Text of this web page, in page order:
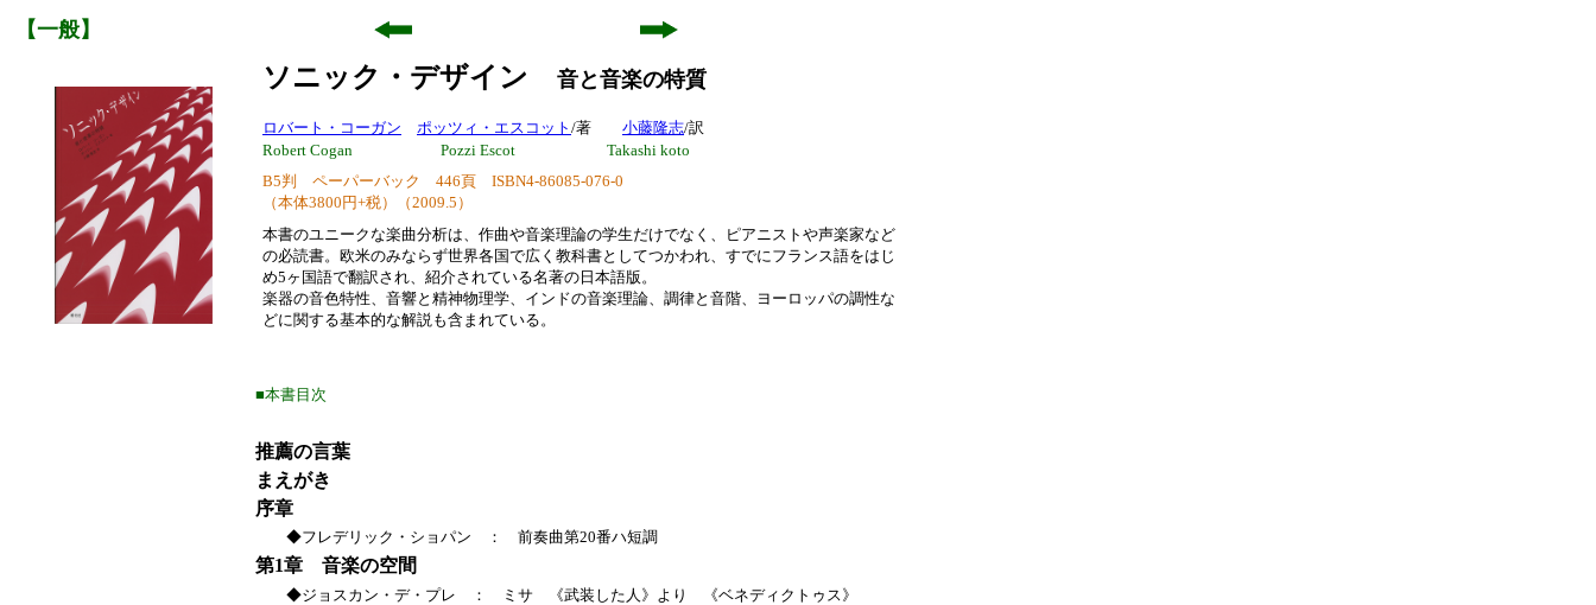
【一般】
ソニック・デザイン 音と音楽の特質
ロバート・コーガン ポッツィ・エスコット /著 小藤隆志/訳
Robert Cogan
Pozzi Escot
Takashi koto
B5判 ペーパーバック 446頁 ISBN4-86085-076-0
（本体3800円+税）（2009.5）
本書のユニークな楽曲分析は、作曲や音楽理論の学生だけでなく、ピアニストや声楽家など
の必読書。欧米のみならず世界各国で広く教科書としてつかわれ、すでにフランス語をはじ
め5ヶ国語で翻訳され、紹介されている名著の日本語版。
楽器の音色特性、音響と精神物理学、インドの音楽理論、調律と音階、ヨーロッパの調性な
どに関する基本的な解説も含まれている。
■本書目次
推薦の言葉
まえがき
序章
◆フレデリック・ショパン ： 前奏曲第20番ハ短調
第1章 音楽の空間
◆ジョスカン・デ・プレ ： ミサ 《武装した人》より 《ベネディクトゥス》